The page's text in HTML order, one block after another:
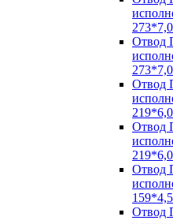
Отвод
Отвод
Отвод
Отвод
Отвод